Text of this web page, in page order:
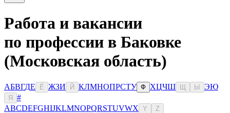
Работа и вакансии
по профессии в Баковке
(Московская область)
АБВГДЕ Ё ЖЗИ Й КЛМНОПРСТУ Ф ХЦЧШ Ы ЭЮ
Я
#
ABCDEFGHIJKLMNOPQRSTUVWX Y Z